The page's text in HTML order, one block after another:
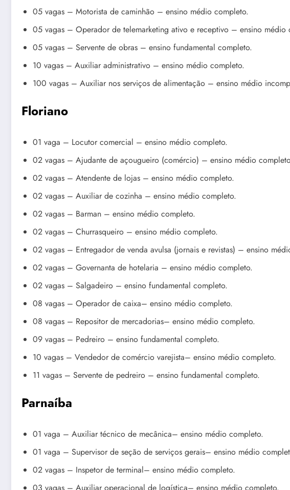
05 vagas – Motorista de caminhão – ensino médio completo.
05 vagas – Operador de telemarketing ativo e receptivo – ensino médio
05 vagas – Servente de obras – ensino fundamental completo.
10 vagas – Auxiliar administrativo – ensino médio completo.
100 vagas – Auxiliar nos serviços de alimentação – ensino médio
Floriano
01 vaga – Locutor comercial – ensino médio completo.
02 vagas – Ajudante de açougueiro (comércio) – ensino médio
02 vagas – Atendente de lojas – ensino médio completo.
02 vagas – Auxiliar de cozinha – ensino médio completo.
02 vagas – Barman – ensino médio completo.
02 vagas – Churrasqueiro – ensino médio completo.
02 vagas – Entregador de venda avulsa (jornais e revistas) – ensino
02 vagas – Governanta de hotelaria – ensino médio completo.
02 vagas – Salgadeiro – ensino fundamental completo.
08 vagas – Operador de caixa– ensino médio completo.
08 vagas – Repositor de mercadorias– ensino médio completo.
09 vagas – Pedreiro – ensino fundamental completo.
10 vagas – Vendedor de comércio varejista– ensino médio completo.
11 vagas – Servente de pedreiro – ensino fundamental completo.
Parnaíba
01 vaga – Auxiliar técnico de mecânica– ensino médio completo.
01 vaga – Supervisor de seção de serviços gerais– ensino médio
02 vagas – Inspetor de terminal– ensino médio completo.
03 vagas – Auxiliar operacional de logística– ensino médio completo.